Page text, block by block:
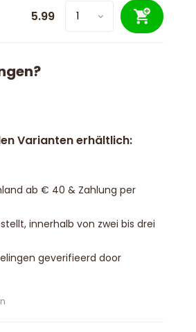
5.99
Varianten erhältlich:
ab € 40 & Zahlung per
innerhalb von zwei bis drei
geverifieerd door